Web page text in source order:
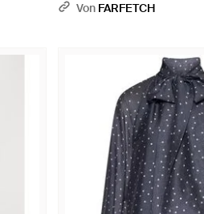
Von FARFETCH